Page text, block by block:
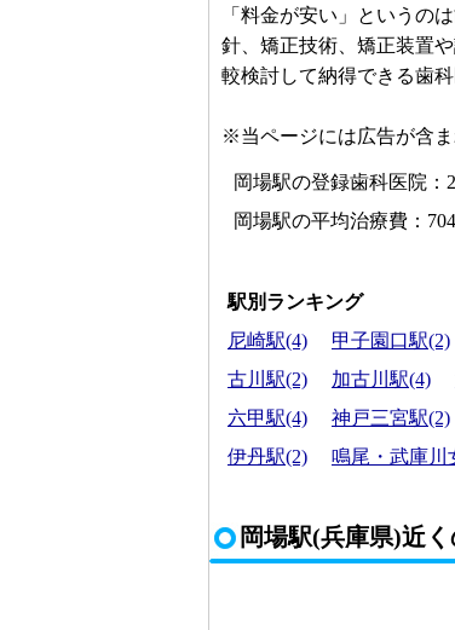
「料金が安い」というの
針、矯正技術、矯正装置
較検討して納得できる歯
※当ページには広告が含ま
岡場駅の登録歯科医院：
岡場駅の平均治療費：
駅別ランキング
尼崎駅(4)
甲子園口駅(2)
古川駅(2)
加古川駅(4)
六甲駅(4)
神戸三宮駅(2)
伊丹駅(2)
鳴尾・武庫川
岡場駅(兵庫県)近